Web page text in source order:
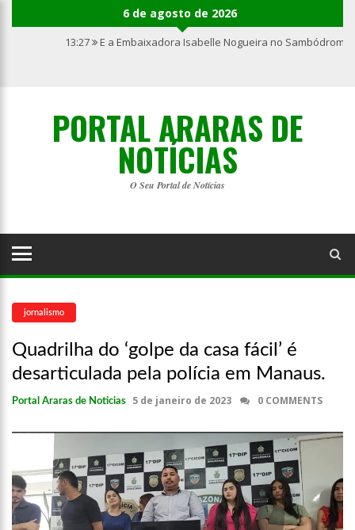
6 de agosto de 2026
13:27 E a Embaixadora Isabelle Nogueira no
PORTAL ARARAS DE
NOTÍCIAS
O Seu Portal de Notícias
jornalismo
Quadrilha do ‘golpe da casa fácil’ é
desarticulada pela polícia em Manaus.
Portal Araras de Noticias 5 de janeiro de 2023 0 COMMENTS